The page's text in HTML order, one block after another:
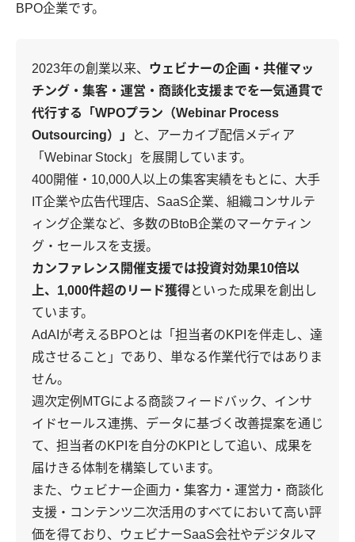
BPO企業です。
2023年の創業以来、 ウェビナーの企画・共催マッ
チング・集客・運営・商談化支援までを一気通貫で
代行する「WPOプラン（Webinar Process
Outsourcing）」
と、アーカイブ配信メディア
「Webinar Stock」を展開しています。
400開催・10,000人以上の集客実績をもとに、大手
IT企業や広告代理店、SaaS企業、組織コンサルテ
ィング企業など、多数のBtoB企業のマーケティン
グ・セールスを支援。
カンファレンス開催支援では投資対効果10倍以
上、1,000件超のリード獲得といった成果を創出し
ています。
AdAIが考えるBPOとは「担当者のKPIを伴走し、達
成させること」であり、単なる作業代行ではありま
せん。
週次定例MTGによる商談フィードバック、インサ
イドセールス連携、データに基づく改善提案を通じ
て、担当者のKPIを自分のKPIとして追い、成果を
届けきる体制を構築しています。
また、ウェビナー企画力・集客力・運営力・商談化
支援・コンテンツ二次活用のすべてにおいて高い評
価を得ており、ウェビナーSaaS会社やデジタルマ